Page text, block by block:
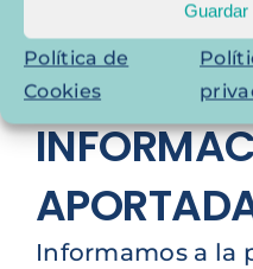
Guardar
Política de
Cookies
registro en
4.
Informamos a la